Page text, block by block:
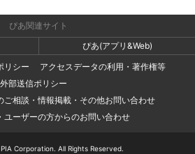
ぴあ関連サイト
ぴあ(アプリ&Web)
リシー
アクセスデータの利用・著作権等
外部送信ポリシー
ご相談・情報掲載・その他お問い合わせ
ユーザーの方からのお問い合わせ
Corporation. All Rights Reserved.